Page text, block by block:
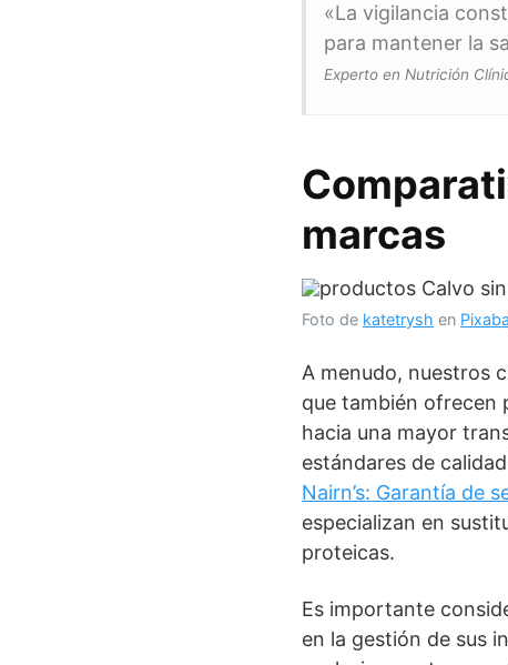
«La vigilancia
para mantener la
Experto en Nutrición
marcas
Foto de katetrysh en
A menudo, nuestros
que también ofrecen
hacia una mayor
estándares de
Nairn’s: Garantía de
especializan en
proteicas.
Es importante
en la gestión de sus